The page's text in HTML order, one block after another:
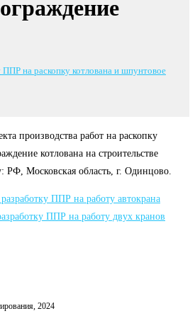
ППР на раскопку котлована и шпунтовое
производства работ на раскопку
котлована на строительстве
РФ, Московская область, г. Одинцово.
ППР на работу автокрана
ППР на работу двух кранов
2024